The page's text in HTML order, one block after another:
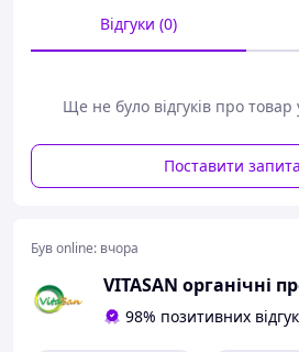
видовищних закладах, на всіх
вантажного транспорту, а також в
пацієнтів, клієнтів та
гліцерин, екстракт алое, вода
Спосіб застосування:зняти
дезінфекції та натиснути на його
Дезінфекуюча рідина
дисперсному стані. Разова доза
Застосовувати за необхідністю.
Для зовнішнього застосування. Не
Відгуки (0)
Ще не було відгуків про
Поставити
Був online: вчора
98% позитивних